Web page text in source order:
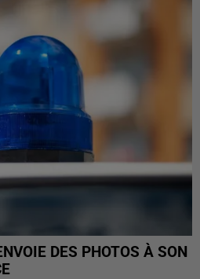
DES PHOTOS À SON